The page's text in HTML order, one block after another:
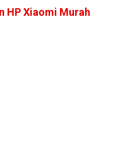
HP Xiaomi Murah